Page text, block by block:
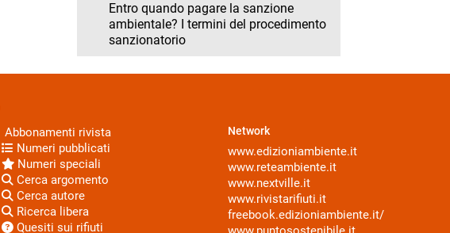
Entro quando pagare la sanzione
ambientale? I termini del procedimento
sanzionatorio
Abbonamenti rivista
Numeri pubblicati
Numeri speciali
Cerca argomento
Cerca autore
Ricerca libera
Quesiti sui rifiuti
Network
www.edizioniambiente.it
www.reteambiente.it
www.nextville.it
www.rivistarifiuti.it
freebook.edizioniambiente.it/